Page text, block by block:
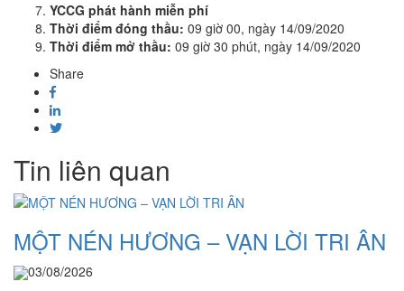
YCCG phát hành miễn phí
Thời điểm đóng thầu: 09 giờ 00, ngày 14/09/2020
Thời điểm mở thầu: 09 giờ 30 phút, ngày 14/09/2020
Share
Tin liên quan
MỘT NÉN HƯƠNG – VẠN LỜI TRI ÂN
03/08/2026